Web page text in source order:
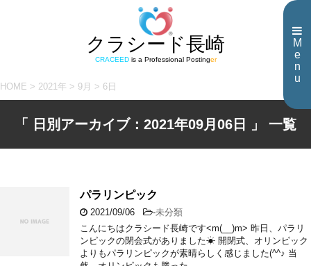
M
e
n
u
クラシード長崎
CRACEEDis a Professional Postinger
HOME > 2021年 > 9月 > 6日
「 日別アーカイブ：2021年09月06日 」 一覧
パラリンピック
2021/09/06 -未分類
こんにちはクラシード長崎です<m(__)m> 昨日、パラリ
ンピックの閉会式がありました☀ 開閉式、オリンピック
よりもパラリンピックが素晴らしく感じました(^^♪ 当